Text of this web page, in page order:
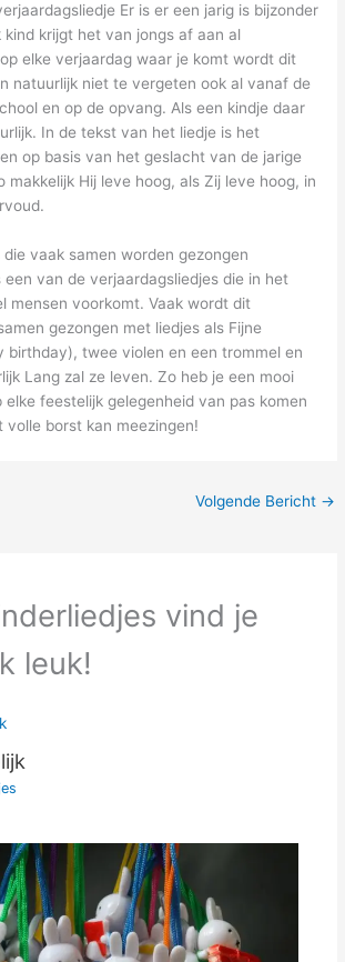
Er is er een jarig is bijzonder
kind krijgt het van jongs af aan al
elke verjaardag waar je komt wordt dit
natuurlijk niet te vergeten ook al vanaf de
en op de opvang. Als een kindje daar
In de tekst van het liedje is het
op basis van het geslacht van de jarige
makkelijk Hij leve hoog, als Zij leve hoog, in
die vaak samen worden gezongen
een van de verjaardagsliedjes die in het
mensen voorkomt. Vaak wordt dit
gezongen met liedjes als Fijne
birthday), twee violen en een trommel en
Lang zal ze leven. Zo heb je een mooi
elke feestelijk gelegenheid van pas komen
volle borst kan meezingen!
Volgende Bericht →
vind je
leuk!